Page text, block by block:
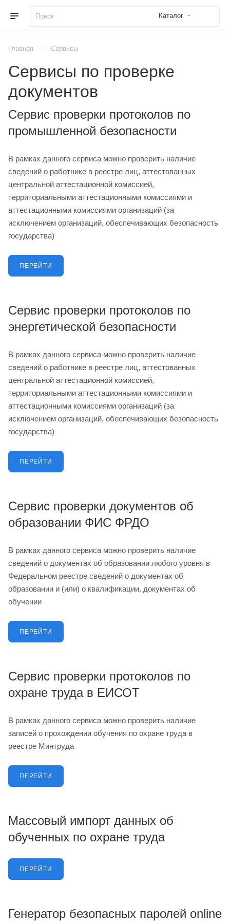
Каталог
Главная — Сервисы
Сервисы по проверке
документов
Сервис проверки протоколов по
промышленной безопасности
В рамках данного сервиса можно проверить наличие
сведений о работнике в реестре лиц, аттестованных
центральной аттестационной комиссией,
территориальными аттестационными комиссиями и
аттестационными комиссиями организаций (за
исключением организаций, обеспечивающих безопасность
государства)
ПЕРЕЙТИ
Сервис проверки протоколов по
энергетической безопасности
В рамках данного сервиса можно проверить наличие
сведений о работнике в реестре лиц, аттестованных
центральной аттестационной комиссией,
территориальными аттестационными комиссиями и
аттестационными комиссиями организаций (за
исключением организаций, обеспечивающих безопасность
государства)
ПЕРЕЙТИ
Сервис проверки документов об
образовании ФИС ФРДО
В рамках данного сервиса можно проверить наличие
сведений о документах об образовании любого уровня в
Федеральном реестре сведений о документах об
образовании и (или) о квалификации, документах об
обучении
ПЕРЕЙТИ
Сервис проверки протоколов по
охране труда в ЕИСОТ
В рамках данного сервиса можно проверить наличие
записей о прохождении обучения по охране труда в
реестре Минтруда
ПЕРЕЙТИ
Массовый импорт данных об
обученных по охране труда
ПЕРЕЙТИ
Генератор безопасных паролей online